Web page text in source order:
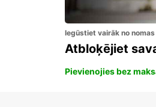
Iegūstiet vairāk no nomas
Atbloķējiet
Pievienojies bez